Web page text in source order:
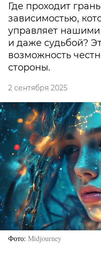
Где проходит
зависимостью,
управляет
и даже судьбой?
возможность
стороны.
2 сентября 2025
Фото Midjourney